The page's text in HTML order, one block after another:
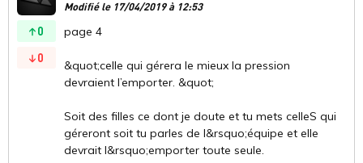
0
0
Modifié le 17/04/2019 à 12:53
page 4
&quot;celle qui gérera le mieux la pression
devraient l’emporter. &quot;
Soit des filles ce dont je doute et tu mets celleS qui
géreront soit tu parles de l&rsquo;équipe et elle
devrait l&rsquo;emporter toute seule.